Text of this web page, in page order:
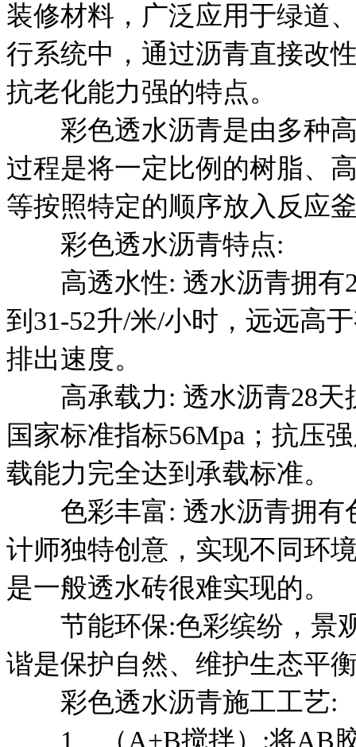
装修材料，广泛应用于绿道
行系统中，通过沥青直接改
抗老化能力强的特点。
彩色透水沥青是由多种高
过程是将一定比例的树脂、
等按照特定的顺序放入反应
彩色透水沥青特点:
高透水性: 透水沥青拥有
到31-52升/米/小时，远远高
排出速度。
高承载力: 透水沥青28天
国家标准指标56Mpa；抗压
载能力完全达到承载标准。
色彩丰富: 透水沥青拥有
计师独特创意，实现不同环
是一般透水砖很难实现的。
节能环保:色彩缤纷，景
谐是保护自然、维护生态平
彩色透水沥青施工工艺:
1、（A+B搅拌）:将AB胶